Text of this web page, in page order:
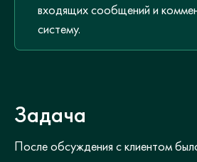
входящих сообщений и
систему.
Задача
После обсуждения с клиентом